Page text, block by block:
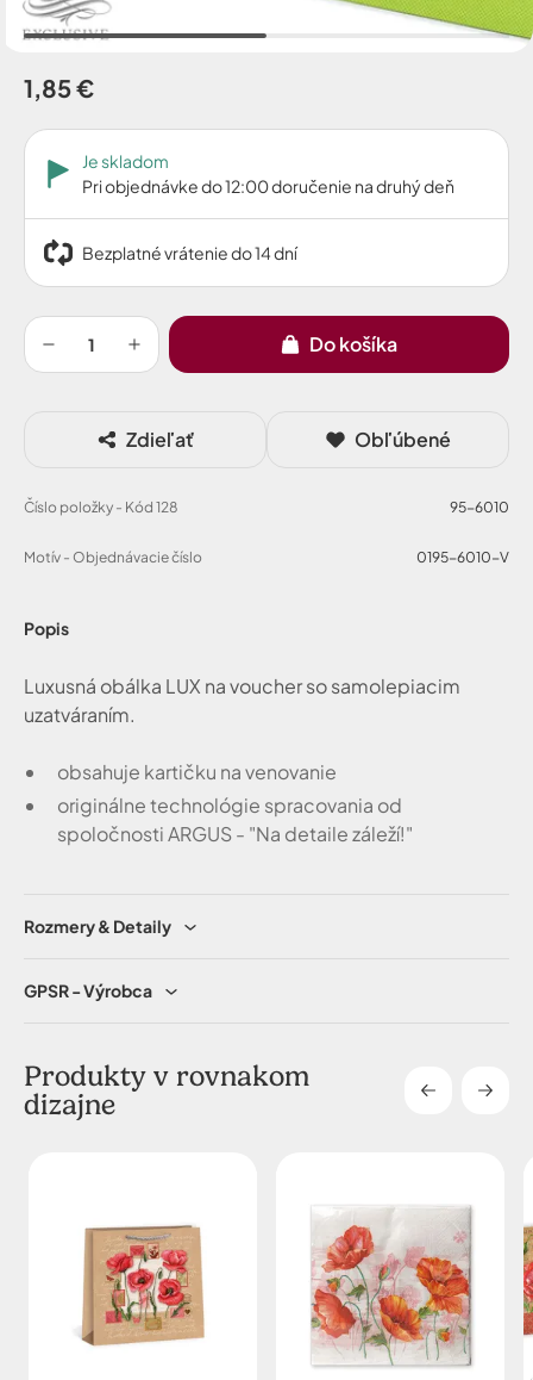
Popis
Luxusná obálka LUX na voucher so samolepiacim
uzatváraním.
obsahuje kartičku na venovanie
originálne technológie spracovania od
spoločnosti ARGUS - "Na detaile záleží!"
Rozmery & Detaily
GPSR - Výrobca
1,85 €
Je skladom
Pri objednávke do 12:00 doručenie na druhý deň
Bezplatné vrátenie do 14 dní
Do košíka
Zdieľať Obľúbené
Číslo položky - Kód 128 95-6010
Motív - Objednávacie číslo 0195-6010-V
Produkty v rovnakom
dizajne